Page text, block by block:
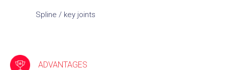
Spline / key joints
ADVANTAGES